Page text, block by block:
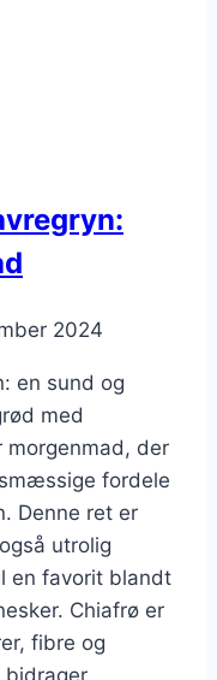
2024
en sund og
med
der
fordele
Denne ret er
utrolig
en favorit blandt
Chiafrø er
fibre og